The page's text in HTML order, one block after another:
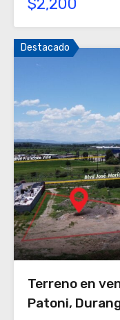
$2,200
Destacado
Terreno en
Patoni,